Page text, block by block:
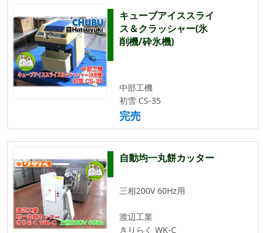
キューブアイススライ
ス＆クラッシャー(氷
削機/砕氷機)
中部工機
初雪 CS-35
完売
自動均一丸餅カッター
三相200V 60Hz用
渡辺工業
きりらく WK-C